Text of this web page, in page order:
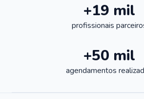
+19 mil
profissionais
+50 mil
agendamentos